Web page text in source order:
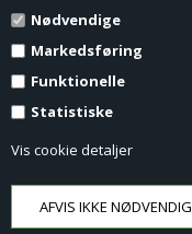
Nødvendige
Markedsføring
Funktionelle
Statistiske
Vis cookie detaljer
Erhverv log ind (B2B)
Kontakt
Favorit
Fortrydelsesformular